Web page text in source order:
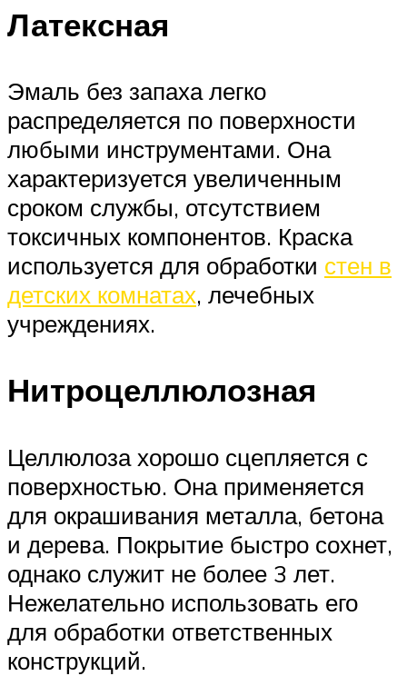
Латексная
Эмаль без запаха легко
распределяется по поверхности
любыми инструментами. Она
характеризуется увеличенным
сроком службы, отсутствием
токсичных компонентов. Краска
используется для обработки стен в
детских комнатах, лечебных
учреждениях.
Нитроцеллюлозная
Целлюлоза хорошо сцепляется с
поверхностью. Она применяется
для окрашивания металла, бетона
и дерева. Покрытие быстро сохнет,
однако служит не более 3 лет.
Нежелательно использовать его
для обработки ответственных
конструкций.